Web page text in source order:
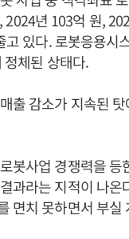
2024년 103억 원,
고 있다. 로봇응용시
체된 상태다.
출 감소가 지속된
봇사업 경쟁력을 등
과라는 지적이 나온
면치 못하면서 부실